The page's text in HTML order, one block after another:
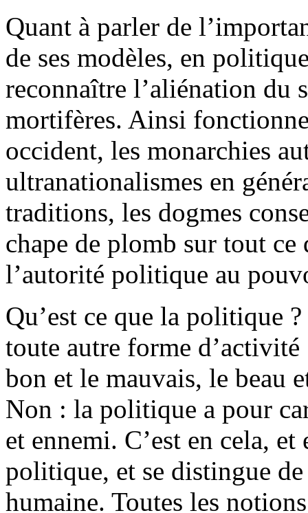
Quant à parler de
de ses modèles, en
reconnaître l’aliénation du
mortifères. Ainsi
occident, les monarchies
ultranationalismes en
traditions, les dogmes
chape de plomb sur tout
l’autorité politique au
Qu’est ce que la politique
toute autre forme
bon et le mauvais, le
Non : la politique a pour
et ennemi. C’est en cela,
politique, et se distingue
humaine. Toutes les